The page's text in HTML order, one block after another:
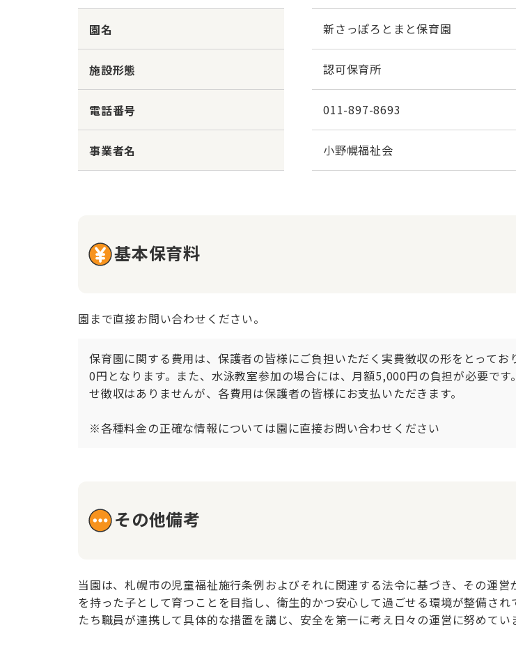
園名 新さっぽろとまと保育園
施設形態 認可保育所
電話番号 011-897-8693
事業者名 小野幌福祉会
基本保育料
園まで直接お問い合わせください。
保育園に関する費用は、保護者の皆様にご負担いただく実費徴収の形をとって
0円となります。また、水泳教室参加の場合には、月額5,000円の負担が必要で
せ徴収はありませんが、各費用は保護者の皆様にお支払いただきます。
※各種料金の正確な情報については園に直接お問い合わせください
その他備考
当園は、札幌市の児童福祉施行条例およびそれに関連する法令に基づき、その運
を持った子として育つことを目指し、衛生的かつ安心して過ごせる環境が整備さ
たち職員が連携して具体的な措置を講じ、安全を第一に考え日々の運営に努めてい